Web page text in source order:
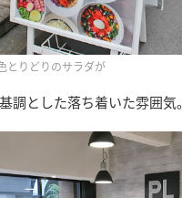
とりどりのサラダが
調とした落ち着いた雰囲気。